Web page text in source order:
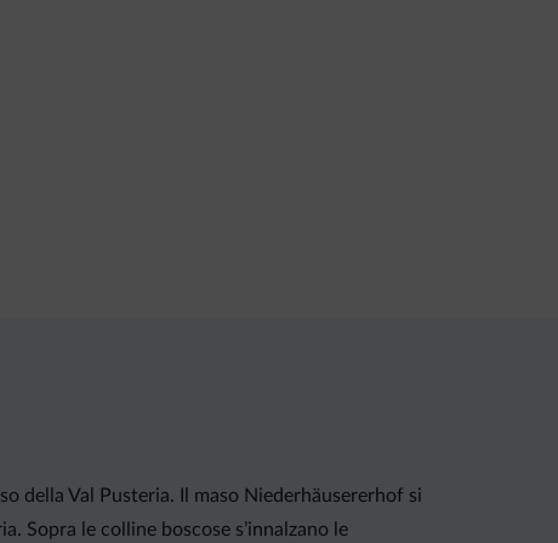
della Val Pusteria. Il maso Niederhäusererhof si
Sopra le colline boscose s’innalzano le